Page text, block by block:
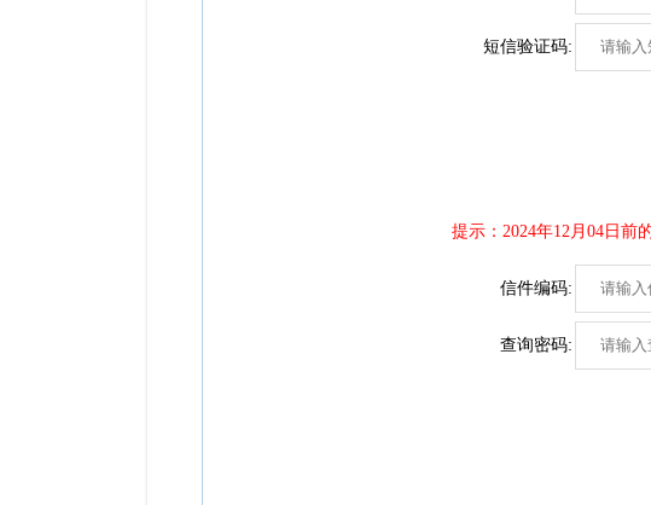
短信验证码:
提示：2024年12月04日前
信件编码:
查询密码: